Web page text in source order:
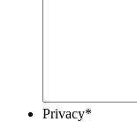
Privacy*